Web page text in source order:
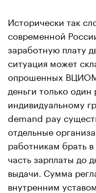
Исторически так
современной
заработную плату
ситуация может
опрошенных ВЦИОМ
деньги только
индивидуальному
demand pay
отдельные
работникам брать
часть зарплаты до
выдачи. Сумма
внутренним